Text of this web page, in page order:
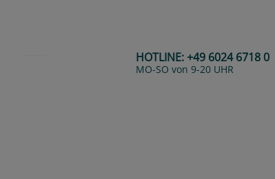
HOTLINE:+49 6024 6718 0
MO-SO von 9-20 UHR